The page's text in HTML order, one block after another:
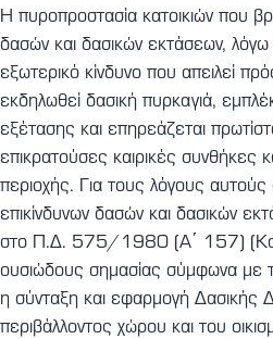
Η πυροπροστασία κατοικιών που
δασών και δασικών εκτάσεων,
εξωτερικό κίνδυνο που απειλεί
εκδηλωθεί δασική πυρκαγιά,
εξέτασης και επηρεάζεται
επικρατούσες καιρικές συνθήκες
περιοχής. Για τους λόγους αυτούς
επικίνδυνων δασών και δασικών
στο Π.Δ. 575/1980 (Α΄ 157)
ουσιώδους σημασίας σύμφωνα με
η σύνταξη και εφαρμογή Δασικής
περιβάλλοντος χώρου και του